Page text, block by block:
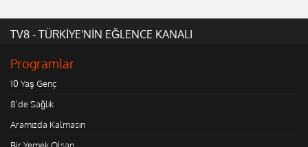
TV8 - TÜRKİYE'NİN EĞLENCE KANALI
Programlar
10 Yaş Genç
8'de Sağlık
Aramızda Kalmasın